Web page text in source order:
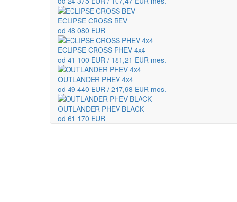
ECLIPSE CROSS BEV
od 48 080 EUR
ECLIPSE CROSS PHEV 4x4
od 41 100 EUR / 181,21 EUR mes.
OUTLANDER PHEV 4x4
od 49 440 EUR / 217,98 EUR mes.
OUTLANDER PHEV BLACK
od 61 170 EUR